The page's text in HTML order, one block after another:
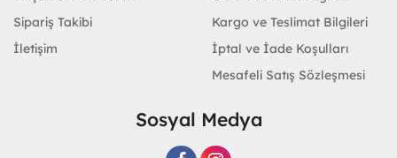
Sipariş Takibi
İletişim
Kargo ve Teslimat Bilgileri
İptal ve İade Koşulları
Mesafeli Satış Sözleşmesi
Sosyal Medya